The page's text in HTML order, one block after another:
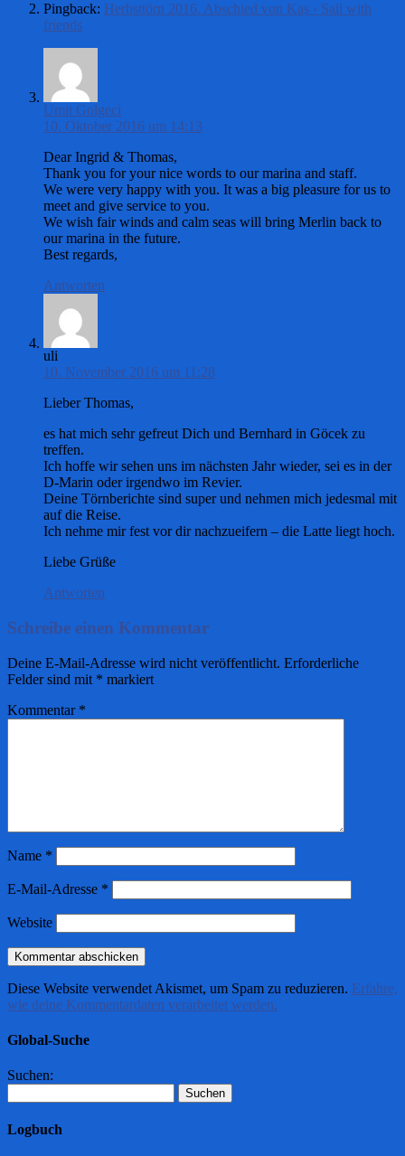
Pingback: Herbsttörn 2016. Abschied von Kaş › Sail with
friends
Umit Golgeci
10. Oktober 2016 um 14:13
Dear Ingrid & Thomas,
Thank you for your nice words to our marina and staff.
We were very happy with you. It was a big pleasure for us to
meet and give service to you.
We wish fair winds and calm seas will bring Merlin back to
our marina in the future.
Best regards,
Antworten
uli
10. November 2016 um 11:28
Lieber Thomas,
es hat mich sehr gefreut Dich und Bernhard in Göcek zu
treffen.
Ich hoffe wir sehen uns im nächsten Jahr wieder, sei es in der
D-Marin oder irgendwo im Revier.
Deine Törnberichte sind super und nehmen mich jedesmal mit
auf die Reise.
Ich nehme mir fest vor dir nachzueifern – die Latte liegt hoch.
Liebe Grüße
Antworten
Schreibe einen Kommentar
Deine E-Mail-Adresse wird nicht veröffentlicht. Erforderliche
Felder sind mit * markiert
Kommentar *
Name *
E-Mail-Adresse *
Website
Diese Website verwendet Akismet, um Spam zu reduzieren. Erfahre,
wie deine Kommentardaten verarbeitet werden.
Global-Suche
Suchen:
Logbuch